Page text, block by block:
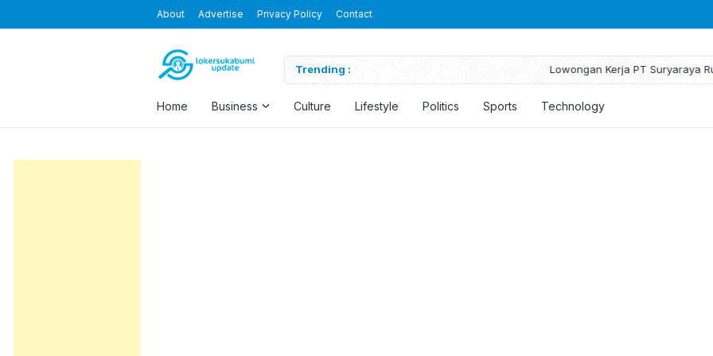
About Advertise Privacy Policy Contact
Trending : Lowongan Kerja PT Suryaraya Rubberindo Industries
Home Business Culture Lifestyle Politics Sports Technology